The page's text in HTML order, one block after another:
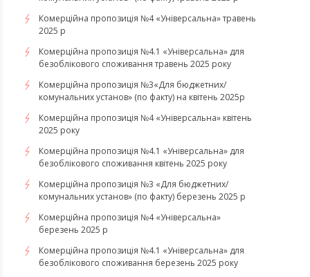
Комерційна пропозиція №4 «Універсальна» травень
2025 р
Комерційна пропозиція №4.1 «Універсальна» для
безоблікового споживання травень 2025 року
Комерційна пропозиція №3«Для бюджетних/
комунальних установ» (по факту) на квітень 2025р
Комерційна пропозиція №4 «Універсальна» квітень
2025 року
Комерційна пропозиція №4.1 «Універсальна» для
безоблікового споживання квітень 2025 року
Комерційна пропозиція №3 «Для бюджетних/
комунальних установ» (по факту) березень 2025 р
Комерційна пропозиція №4 «Універсальна»
березень 2025 р
Комерційна пропозиція №4.1 «Універсальна» для
безоблікового споживання березень 2025 року